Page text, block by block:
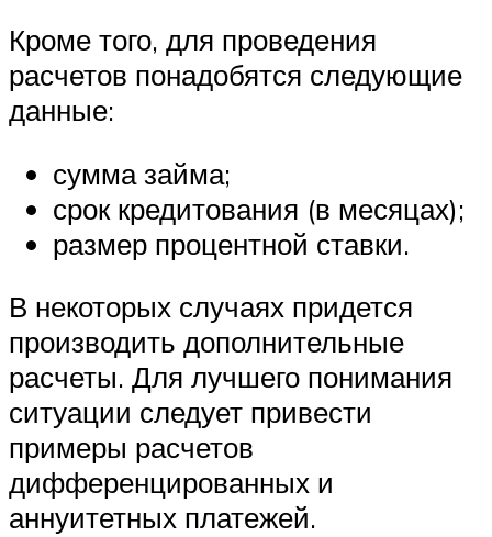
Кроме того, для проведения
расчетов понадобятся следующие
данные:
сумма займа;
срок кредитования (в месяцах);
размер процентной ставки.
В некоторых случаях придется
производить дополнительные
расчеты. Для лучшего понимания
ситуации следует привести
примеры расчетов
дифференцированных и
аннуитетных платежей.